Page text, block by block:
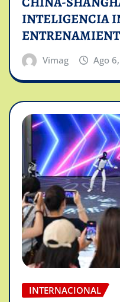
INTELIGENCIA
Vimag Ago
INTERNACIONAL